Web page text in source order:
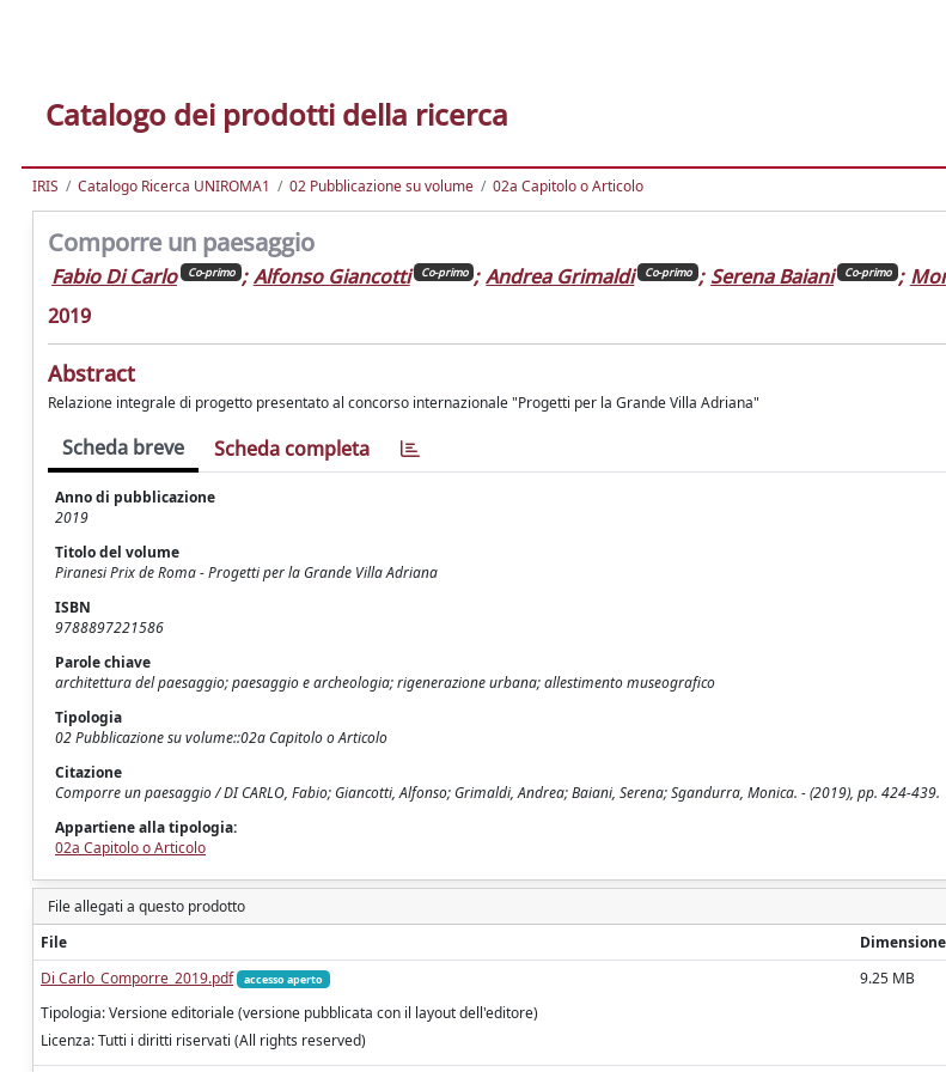
Catalogo dei prodotti della ricerca
IRIS Catalogo Ricerca UNIROMA1 02 Pubblicazione su volume 02a Capitolo o Articolo
Comporre un paesaggio
Fabio Di Carlo Co-primo ; Alfonso Giancotti Co-primo ; Andrea Grimaldi Co-primo ; Serena Baiani Co-primo ;
2019
Abstract
Relazione integrale di progetto presentato al concorso internazionale "Progetti per la Grande Villa Adriana"
Scheda breve Scheda completa
Anno di pubblicazione
2019
Titolo del volume
Piranesi Prix de Roma - Progetti per la Grande Villa Adriana
ISBN
9788897221586
Parole chiave
architettura del paesaggio; paesaggio e archeologia; rigenerazione urbana; allestimento museografico
Tipologia
02 Pubblicazione su volume::02a Capitolo o Articolo
Citazione
Comporre un paesaggio / DI CARLO, Fabio; Giancotti, Alfonso; Grimaldi, Andrea; Baiani, Serena; Sgandurra, Monica. - (2019), pp. 424-439.
Appartiene alla tipologia:
02a Capitolo o Articolo
File allegati a questo prodotto
File
Dimensione
Di Carlo_Comporre_2019.pdf
accesso aperto
Tipologia: Versione editoriale (versione pubblicata con il layout dell'editore)
Licenza: Tutti i diritti riservati (All rights reserved)
9.25 MB